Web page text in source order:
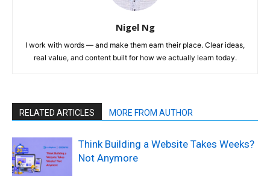
Nigel Ng
I work with words — and make them earn their place. Clear ideas,
real value, and content built for how we actually learn today.
RELATED ARTICLES MORE FROM AUTHOR
Think Building a Website Takes Weeks?
Not Anymore